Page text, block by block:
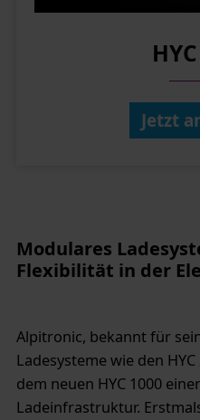
Jetzt
Modulares
Flexibilität in der
Alpitronic, bekannt für
Ladesysteme wie den
dem neuen HYC 1000
Ladeinfrastruktur.